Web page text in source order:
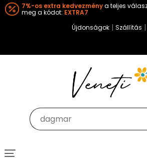
7%-os extra kedvezménya teljes
meg a kódot: EXTRA7
Újdonságok | Szállítás |